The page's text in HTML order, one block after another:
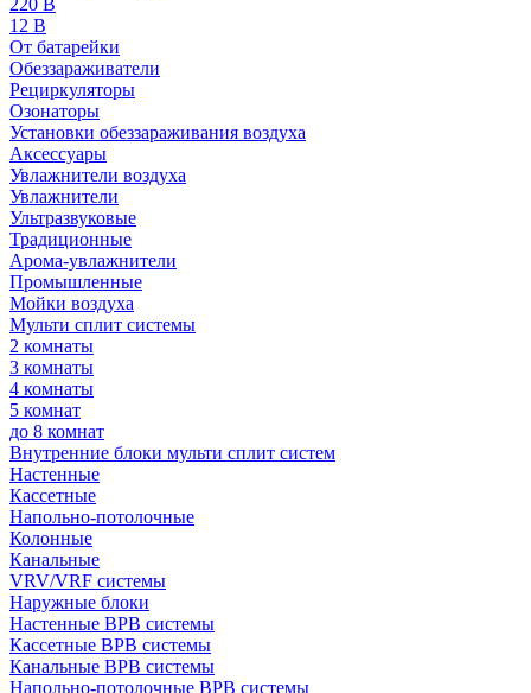
220 В
12 В
От батарейки
Обеззараживатели
Рециркуляторы
Озонаторы
Установки обеззараживания воздуха
Аксессуары
Увлажнители воздуха
Увлажнители
Ультразвуковые
Традиционные
Арома-увлажнители
Промышленные
Мойки воздуха
Мульти сплит системы
2 комнаты
3 комнаты
4 комнаты
5 комнат
до 8 комнат
Внутренние блоки мульти сплит систем
Настенные
Кассетные
Напольно-потолочные
Колонные
Канальные
VRV/VRF системы
Наружные блоки
Настенные ВРВ системы
Кассетные ВРВ системы
Канальные ВРВ системы
Напольно-потолочные ВРВ системы